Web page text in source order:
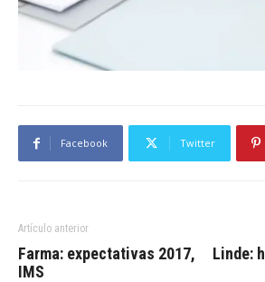
Facebook Twitter
Artículo anterior
Farma: expectativas 2017,
IMS
Linde: